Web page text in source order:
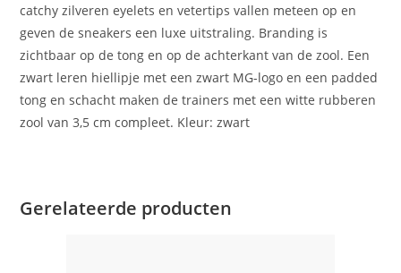
catchy zilveren eyelets en vetertips vallen meteen op en
geven de sneakers een luxe uitstraling. Branding is
zichtbaar op de tong en op de achterkant van de zool. Een
zwart leren hiellipje met een zwart MG-logo en een padded
tong en schacht maken de trainers met een witte rubberen
zool van 3,5 cm compleet. Kleur: zwart
Gerelateerde producten